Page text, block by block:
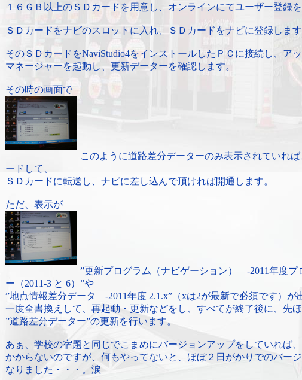
１６ＧＢ以上のＳＤカードを用意し、オンラインにてユーザー登録
ＳＤカードをナビのスロットに入れ、ＳＤカードをナビに登録します
そのＳＤカードをNaviStudio4をインストールしたＰＣに接続し、ア
マネージャーを起動し、更新データーを確認します。
その時の画面で
このように道路差分データーのみ表示されていれば
ードして、
ＳＤカードに転送し、ナビに差し込んで頂ければ開通します。
ただ、表示が
”更新プログラム（ナビゲーション） -2011年度プ
ー（2011-3 と 6）”や
”地点情報差分データ -2011年度 2.1.x”（xは2が最新で必須です）が
一度全書換えして、再起動・更新などをし、すべてが終了後に、先
”道路差分データー”の更新を行います。
あぁ、学校の宿題と同じでこまめにバージョンアップをしていれば
かからないのですが、何もやってないと、ほぼ２日がかりでのバー
なりました・・・。涙